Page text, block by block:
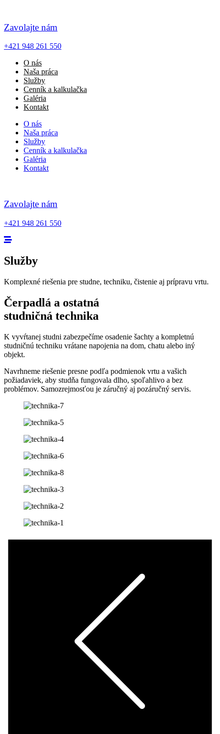
Zavolajte nám
+421 948 261 550
O nás
Naša práca
Služby
Cenník a kalkulačka
Galéria
Kontakt
O nás
Naša práca
Služby
Cenník a kalkulačka
Galéria
Kontakt
Zavolajte nám
+421 948 261 550
Služby
Komplexné riešenia pre studne, techniku, čistenie aj prípravu vrtu.
Čerpadlá a ostatná
studničná technika
K vyvŕtanej studni zabezpečíme osadenie šachty a kompletnú
studničnú techniku vrátane napojenia na dom, chatu alebo iný
objekt.
Navrhneme riešenie presne podľa podmienok vrtu a vašich
požiadaviek, aby studňa fungovala dlho, spoľahlivo a bez
problémov. Samozrejmosťou je záručný aj pozáručný servis.